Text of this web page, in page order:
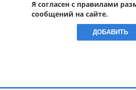
Я согласен с правилами
сообщений на сайте.